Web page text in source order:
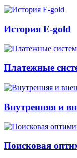
История E-gold
Платежные
Внутренняя и
Поисковая